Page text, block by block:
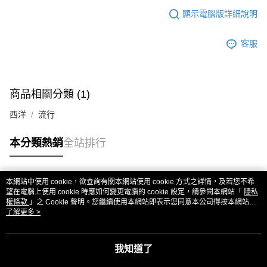
顯示電腦版詳細說明
客服
商品相關分類 (1)
西洋 流行
本分類熱銷全站排行
熱門標籤
本網站中使用 cookie，欲查詢有關本網站使用 cookie 方式之詳情，及若您不希
望在電腦上使用 cookie 時應如何變更電腦的 cookie 設定，請參閱本網站「 隱私
權條款 」之 Cookie 聲明。您繼續使用本網站即表示您同意本公司得按本網站使
用條款之 Cookie 聲明使用 cookie。
了解更多 >
我知道了